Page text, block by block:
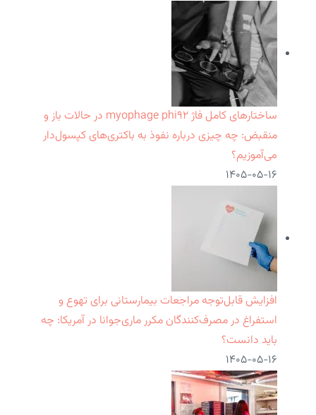
ساختارهای کامل فاژ myophage phi۹۲ در حالات باز و
منقبض: چه چیزی درباره نفوذ به باکتری‌های کپسول‌دار
می‌آموزیم؟
۱۴۰۵-۰۵-۱۶
افزایش قابل‌توجه مراجعات بیمارستانی برای تهوع و
استفراغ در مصرف‌کنندگان مکرر ماری‌جوانا در آمریکا: چه
باید دانست؟
۱۴۰۵-۰۵-۱۶